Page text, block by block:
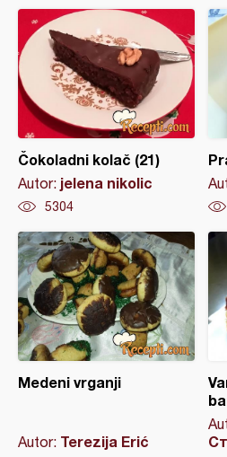
Čokoladni kolač (21)
Autor: jelena nikolic
5304
Medeni vrganji
Autor: Terezija Erić